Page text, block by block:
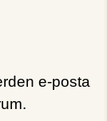
e-posta